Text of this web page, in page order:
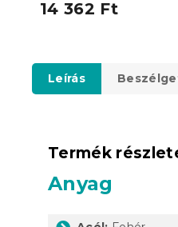
14 362 Ft
Leírás
Termék
Anyag